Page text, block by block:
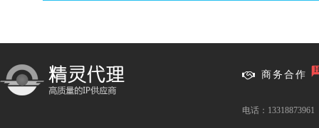
商务合作
电话：13318873961